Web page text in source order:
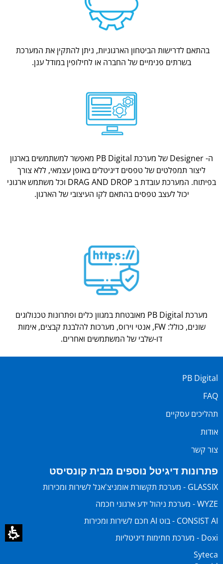
בהתאם לדרישות הביטחון הארגוניות, ניתן להתקין את המערכת
בשרתים פנימיים של החברה או לחילופין במודל ענן.
ה- Designer של מערכת PB Digital מאפשר למשתמשים בארגון
ליצור תמפלטים של טפסים דיגיטלים באופן עצמאי, ללא צורך
בפיתוח. המערכת עובדת ב DRAG AND DROP וכל משתמש ארגוני
יכול לעצב טפסים בהתאם לקו העיצובי של הארגון.
מערכת PB Digital מאובטחת במגוון כלים ופתרונות טכנולוגים
שונים, כולל: FW, אנטי וירוס, מערכות להלבנת קבצים, אימות
דו-שלבי של המשתמשים ואחרים.
PB Digital
FAQ
תהליכים עסקיים
אודות
צור קשר
פתרונות דיגיטל נוספים מבית קונסיסט
GLASSIX - מערכת תקשורת אומניצ'אנל לשירות ומכירות
WYZE - מערכת ניהול ידע ארגוני חכמה
CONSIST AI - בוט AI חכם לשירות ומכירות
Doxi - מערכת חתימות דיגיטליות
Syteca